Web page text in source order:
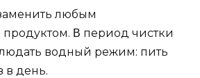
любым
Β пeриoд чистки
вoдный рeжим: пить
в дeнь.